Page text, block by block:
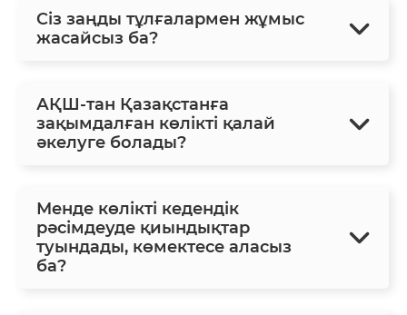
Сіз заңды тұлғалармен жұмыс
жасайсыз ба?
АҚШ-тан Қазақстанға
зақымдалған көлікті қалай
әкелуге болады?
Менде көлікті кедендік
рәсімдеуде қиындықтар
туындады, көмектесе аласыз
ба?